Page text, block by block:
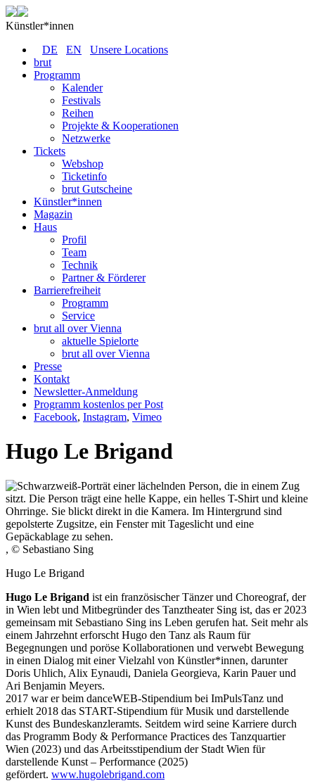
Künstler*innen
DE
EN
Unsere Locations
brut
Programm
Kalender
Festivals
Reihen
Projekte & Kooperationen
Netzwerke
Tickets
Webshop
Ticketinfo
brut Gutscheine
Künstler*innen
Magazin
Haus
Profil
Team
Technik
Partner & Förderer
Barrierefreiheit
Programm
Service
brut all over Vienna
aktuelle Spielorte
brut all over Vienna
Presse
Kontakt
Newsletter-Anmeldung
Programm kostenlos per Post
Facebook, Instagram, Vimeo
Hugo Le Brigand
, © Sebastiano Sing
Hugo Le Brigand
Hugo Le Brigand ist ein französischer Tänzer und Choreograf, der
in Wien lebt und Mitbegründer des Tanztheater Sing ist, das er 2023
gemeinsam mit Sebastiano Sing ins Leben gerufen hat. Seit mehr als
einem Jahrzehnt erforscht Hugo den Tanz als Raum für
Begegnungen und poröse Kollaborationen und verwebt Bewegung
in einen Dialog mit einer Vielzahl von Künstler*innen, darunter
Doris Uhlich, Alix Eynaudi, Daniela Georgieva, Karin Pauer und
Ari Benjamin Meyers.
2017 war er beim danceWEB-Stipendium bei ImPulsTanz und
erhielt 2018 das START-Stipendium für Musik und darstellende
Kunst des Bundeskanzleramts. Seitdem wird seine Karriere durch
das Programm Body & Performance Practices des Tanzquartier
Wien (2023) und das Arbeitsstipendium der Stadt Wien für
darstellende Kunst – Performance (2025)
gefördert. www.hugolebrigand.com